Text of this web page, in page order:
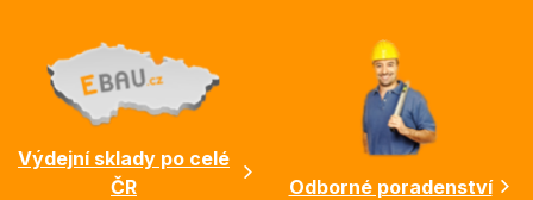
Výdejní sklady po celé
ČR
Odborné poradenství